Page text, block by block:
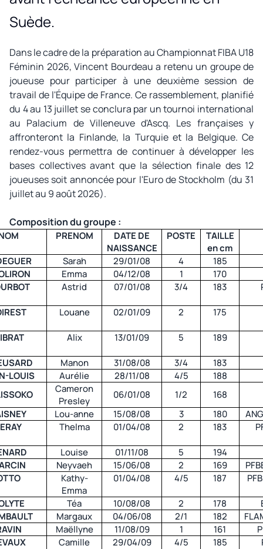
Suède.
Dans le cadre de la préparation au Championnat FIBA U18
Féminin 2026, Vincent Bourdeau a retenu un groupe de
joueuse pour participer à une deuxième session de
travail de l'Équipe de France. Ce rassemblement, planifié
du 4 au 13 juillet se conclura par un tournoi international
au Palacium de Villeneuve d'Ascq. Les françaises y
affronteront la Finlande, la Turquie et la Belgique. Ce
rendez-vous permettra de continuer à développer les
bases collectives avant que la sélection finale des 12
joueuses soit annoncée pour l'Euro de Stockholm (du 31
juillet au 9 août 2026).
Composition du groupe :
PRENOM
DATE DE
NAISSANCE
POSTE
TAILLE
en cm
Sarah 29/01/08 4
185
Emma 04/12/08 1
170
Astrid 07/01/08 3/4 183
Louane 02/01/09 2 175
Alix 13/01/09 5 189
Manon 31/08/08 3/4
183
LOUIS
Aurélie 28/11/08 4/5
188
Cameron
Presley
06/01/08 1/2
168
Lou-anne 15/08/08 3 180
Thelma 01/04/08 2 183
Louise 01/11/08 5
194
Neyvaeh 15/06/08 2 169
Kathy-
Emma
01/04/08 4/5 187
Téa 10/08/08 2 178
Margaux 04/06/08 2/1 182
Maëllyne 11/08/09 1 161
Camille 29/04/09 4/5 185